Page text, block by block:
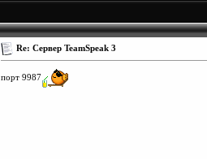
Re: Сервер TeamSpeak 3
порт 9987